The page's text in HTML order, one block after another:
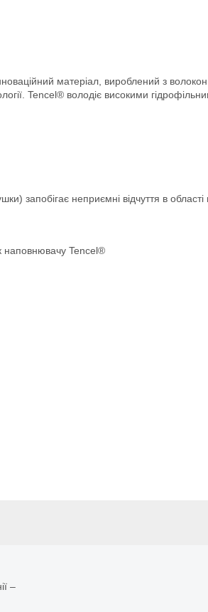
матеріал, вироблений з
Tencel® володіє високими
запобігає неприємні відчуття в
наповнювачу Tencel®
–